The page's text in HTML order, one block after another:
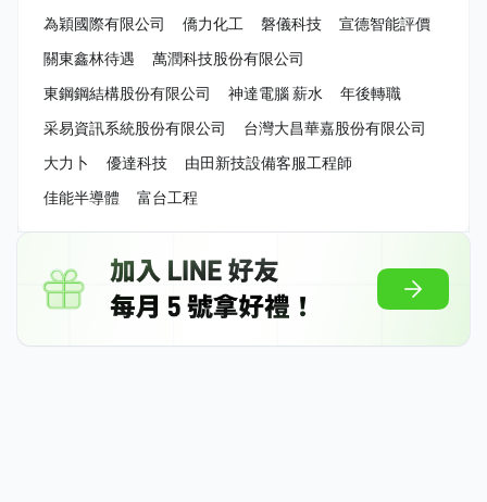
為穎國際有限公司
僑力化工 磐儀科技
宣德智能評價
關東鑫林待遇
萬潤科技股份有限公司
東鋼鋼結構股份有限公司
神達電腦 薪水
年後轉職
采易資訊系統股份有限公司
台灣大昌華嘉股份有限公司
大力卜
優達科技
由田新技設備客服工程師
佳能半導體
富台工程